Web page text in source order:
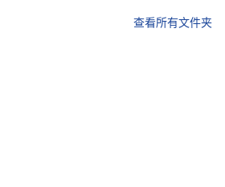
查看所有文件夹